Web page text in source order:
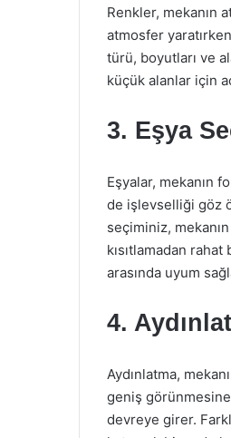
Renkler, mekanın
atmosfer
türü, boyutları ve
küçük alanlar için
3. Eşya
Eşyalar, mekanın
de işlevselliği göz
seçiminiz,
kısıtlamadan rahat
arasında uyum
4.
Aydınlatma,
geniş görünmesine
devreye girer.